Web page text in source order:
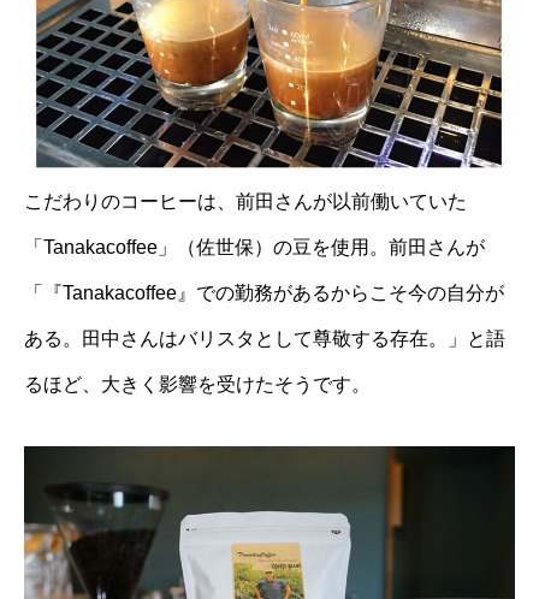
こだわりのコーヒーは、前田さんが以前働いていた
「Tanakacoffee」（佐世保）の豆を使用。前田さんが
「『Tanakacoffee』での勤務があるからこそ今の自分が
ある。田中さんはバリスタとして尊敬する存在。」と語
るほど、大きく影響を受けたそうです。